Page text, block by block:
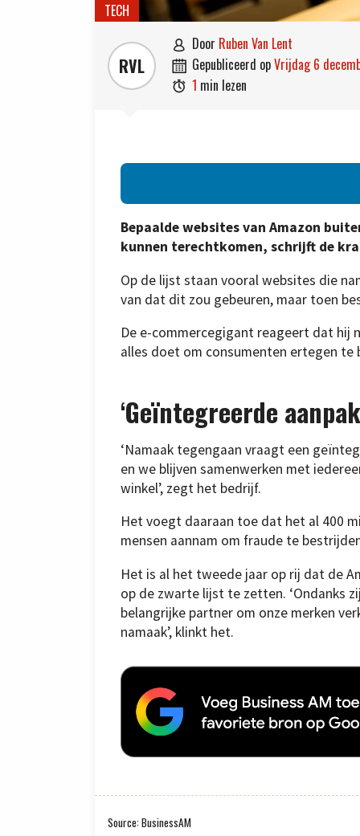
TECH
RVL
 door Ruben Van Lent
 gepubliceerd op vrijdag 6
 1 min lezen
Bepaalde websites van Amazon
kunnen terechtkomen, schrijft de
Op de lijst staan vooral websites die
van dat dit zou gebeuren, maar toen
De e-commercegigant reageert dat hij
alles doet om consumenten ertegen te
‘Geïntegreerde
‘Namaak tegengaan vraagt een
en we blijven samenwerken met
winkel’, zegt het bedrijf.
Het voegt daaraan toe dat het al 400
mensen aannam om fraude te
Het is al het tweede jaar op rij dat de
op de zwarte lijst te zetten. ‘Ondanks
belangrijke partner om onze merken
namaak’, klinkt het.
Source: BusinessAM